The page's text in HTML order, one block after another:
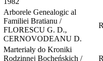
Arborele Genealogic al
Familiei Bratianu /
FLORESCU G. D.,
CERNOVODEANU D.
Marteriały do Kroniki
Rodzinnej Bocheńskich /